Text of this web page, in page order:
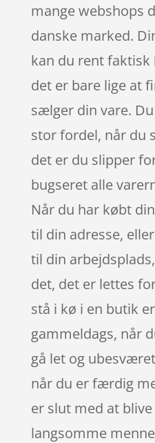
mange webshops
danske marked.
kan du rent faktisk
det er bare lige at
sælger din vare.
stor fordel, når du
det er du slipper
bugseret alle
Når du har købt
til din adresse,
til din
det, det er lettes
stå i kø i en butik
gammeldags, når
gå let og
når du er færdig
er slut med at
langsomme